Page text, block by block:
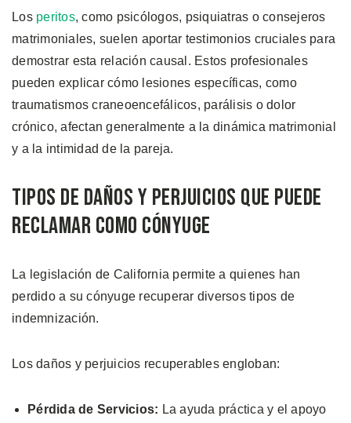
Los peritos, como psicólogos, psiquiatras o consejeros
matrimoniales, suelen aportar testimonios cruciales para
demostrar esta relación causal. Estos profesionales
pueden explicar cómo lesiones específicas, como
traumatismos craneoencefálicos, parálisis o dolor
crónico, afectan generalmente a la dinámica matrimonial
y a la intimidad de la pareja.
Tipos de Daños y Perjuicios Que Puede
Reclamar Como Cónyuge
La legislación de California permite a quienes han
perdido a su cónyuge recuperar diversos tipos de
indemnización.
Los daños y perjuicios recuperables engloban:
Pérdida de Servicios: La ayuda práctica y el apoyo